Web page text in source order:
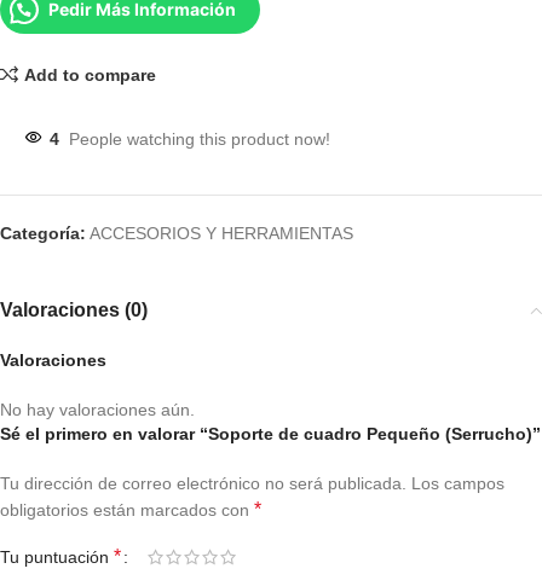
Pedir Más Información
Add to compare
4 People watching this product now!
Categoría: ACCESORIOS Y HERRAMIENTAS
Valoraciones (0)
Valoraciones
No hay valoraciones aún.
Sé el primero en valorar “Soporte de cuadro Pequeño (Serrucho)”
Tu dirección de correo electrónico no será publicada.
Los campos
obligatorios están marcados con *
Tu puntuación *